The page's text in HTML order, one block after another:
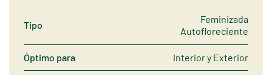
Tipo
Feminizada
Autofloreciente
Óptimo para Interior y Exterior